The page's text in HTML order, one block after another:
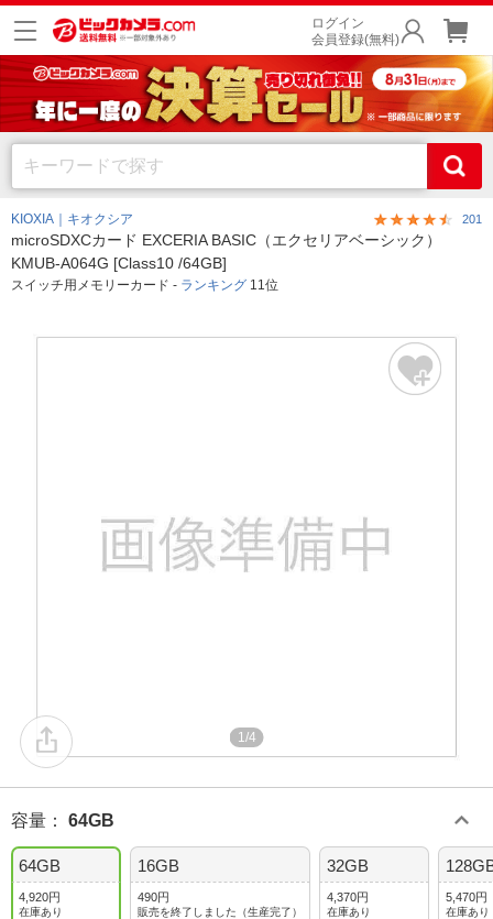
ログイン
会員登録(無料)
KIOXIA｜キオクシア 201
microSDXCカード EXCERIA BASIC（エクセリアベーシック）
KMUB-A064G [Class10 /64GB]
スイッチ用メモリーカード - ランキング 11位
1/4
容量 ： 64GB
64GB
4,920円
在庫あり
16GB
490円
販売を終了しました（生産完了）
32GB
4,370円
在庫あり
5,470円
在庫あり